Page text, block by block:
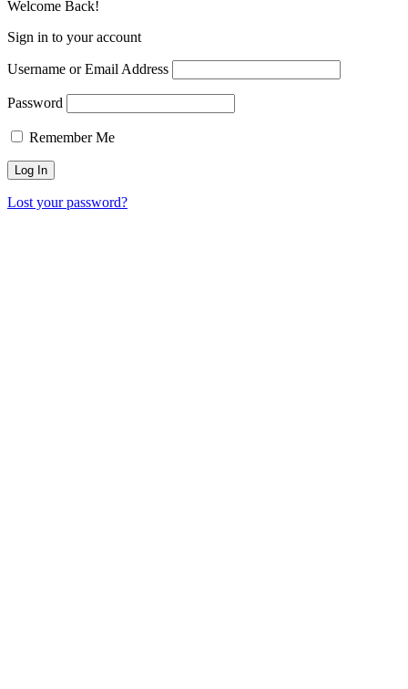
Welcome Back!
Sign in to your account
Username or Email Address
Password
Remember Me
Lost your password?